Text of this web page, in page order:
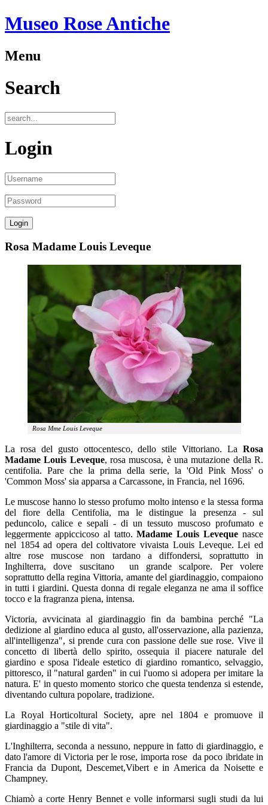
Museo Rose Antiche
Menu
Search
Login
Rosa Madame Louis Leveque
Rosa Mme Louis Leveque
La rosa del gusto ottocentesco, dello stile Vittoriano. La Rosa
Madame Louis Leveque, rosa muscosa, è una mutazione della R.
centifolia. Pare che la prima della serie, la 'Old Pink Moss' o
'Common Moss' sia apparsa a Carcassone, in Francia, nel 1696.
Le muscose hanno lo stesso profumo molto intenso e la stessa forma
del fiore della Centifolia, ma le distingue la presenza - sul
peduncolo, calice e sepali - di un tessuto muscoso profumato e
leggermente appiccicoso al tatto.Madame Louis Leveque nasce
nel 1854 ad opera del coltivatore vivaista Louis Leveque. Lei ed
altre rose muscose non tardano a diffondersi, soprattutto in
Inghilterra, dove suscitano un grande scalpore. Per volere
soprattutto della regina Vittoria, amante del giardinaggio, compaiono
in tutti i giardini. Questa donna di regale eleganza ne ama il soffice
tocco e la fragranza piena, intensa.
Victoria, avvicinata al giardinaggio fin da bambina perché "La
dedizione al giardino educa al gusto, all'osservazione, alla pazienza,
all'intelligenza", si prende cura con passione delle sue rose. Vive il
concetto di libertà dello spirito, ossequia il piacere naturale del
giardino e sposa l'ideale estetico di giardino romantico, selvaggio,
pittoresco, il "natural garden" in cui l'uomo si adopera per imitare la
natura. E' in questo momento storico che questa tendenza si estende,
diventando cultura popolare, tradizione.
La Royal Horticoltural Society, apre nel 1804 e promuove il
giardinaggio a "stile di vita".
L'Inghilterra, seconda a nessuno, neppure in fatto di giardinaggio, e
dato l'amore di Victoria per le rose, importa rose da poco ibridate in
Francia da Dupont, Descemet,Vibert e in America da Noisette e
Champney.
Chiamò a corte Henry Bennet e volle informarsi sugli studi da lui